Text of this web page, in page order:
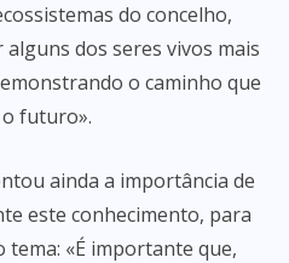
do concelho,
alguns dos seres vivos mais
o caminho que
futuro».
ainda a importância de
este conhecimento, para
tema: «É importante que,